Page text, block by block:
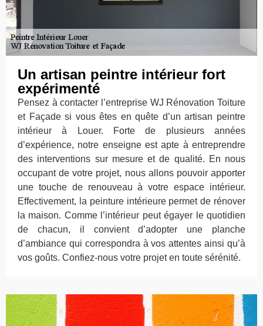
Un artisan peintre intérieur fort
expérimenté
Pensez à contacter l’entreprise WJ Rénovation Toiture
et Façade si vous êtes en quête d’un artisan peintre
intérieur à Louer. Forte de plusieurs années
d’expérience, notre enseigne est apte à entreprendre
des interventions sur mesure et de qualité. En nous
occupant de votre projet, nous allons pouvoir apporter
une touche de renouveau à votre espace intérieur.
Effectivement, la peinture intérieure permet de rénover
la maison. Comme l’intérieur peut égayer le quotidien
de chacun, il convient d’adopter une planche
d’ambiance qui correspondra à vos attentes ainsi qu’à
vos goûts. Confiez-nous votre projet en toute sérénité.